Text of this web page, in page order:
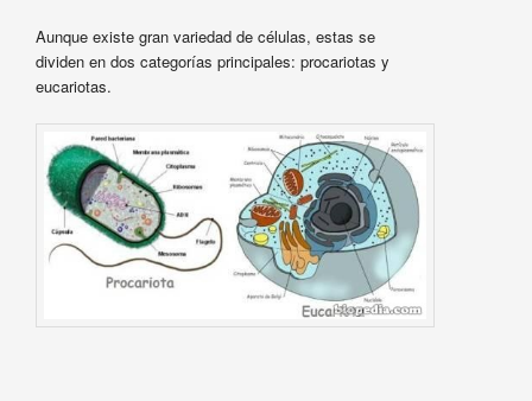
Aunque existe gran variedad de células, estas se
dividen en dos categorías principales: procariotas y
eucariotas.